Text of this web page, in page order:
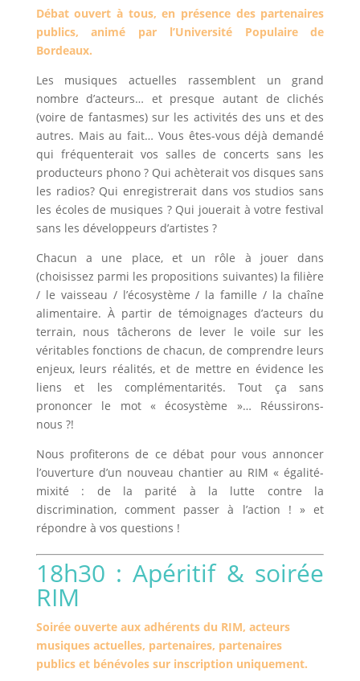
Débat ouvert à tous, en présence des partenaires
publics, animé par l’Université Populaire de
Bordeaux.
Les musiques actuelles rassemblent un grand
nombre d’acteurs… et presque autant de clichés
(voire de fantasmes) sur les activités des uns et des
autres. Mais au fait… Vous êtes-vous déjà demandé
qui fréquenterait vos salles de concerts sans les
producteurs phono ? Qui achèterait vos disques sans
les radios? Qui enregistrerait dans vos studios sans
les écoles de musiques ? Qui jouerait à votre festival
sans les développeurs d’artistes ?
Chacun a une place, et un rôle à jouer dans
(choisissez parmi les propositions suivantes) la filière
/ le vaisseau / l’écosystème / la famille / la chaîne
alimentaire. À partir de témoignages d’acteurs du
terrain, nous tâcherons de lever le voile sur les
véritables fonctions de chacun, de comprendre leurs
enjeux, leurs réalités, et de mettre en évidence les
liens et les complémentarités. Tout ça sans
prononcer le mot « écosystème »… Réussirons-
nous ?!
Nous profiterons de ce débat pour vous annoncer
l’ouverture d’un nouveau chantier au RIM « égalité-
mixité : de la parité à la lutte contre la
discrimination, comment passer à l’action ! » et
répondre à vos questions !
18h30 : Apéritif & soirée
RIM
Soirée ouverte aux adhérents du RIM, acteurs
musiques actuelles, partenaires, partenaires
publics et bénévoles sur inscription uniquement.